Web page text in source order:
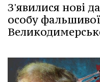
З'явилися нові
особу